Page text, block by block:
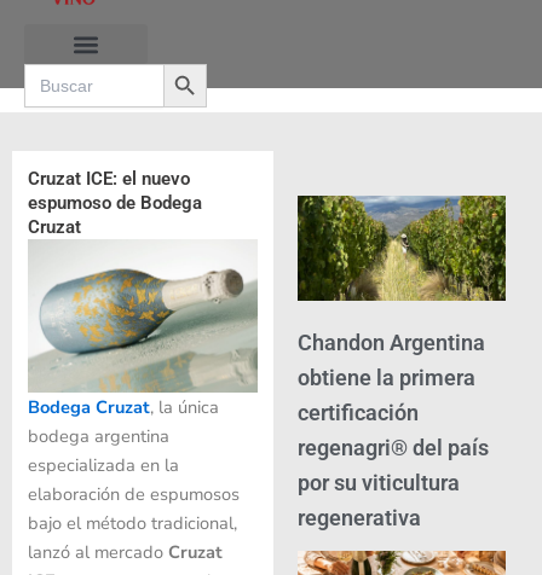
contenido
Search
for:
Search Button
Cruzat ICE: el nuevo
espumoso de Bodega
Cruzat
Bodega Cruzat, la única
bodega argentina
especializada en la
elaboración de espumosos
bajo el método tradicional,
lanzó al mercado Cruzat
Chandon Argentina
obtiene la primera
certificación
regenagri® del país
por su viticultura
regenerativa